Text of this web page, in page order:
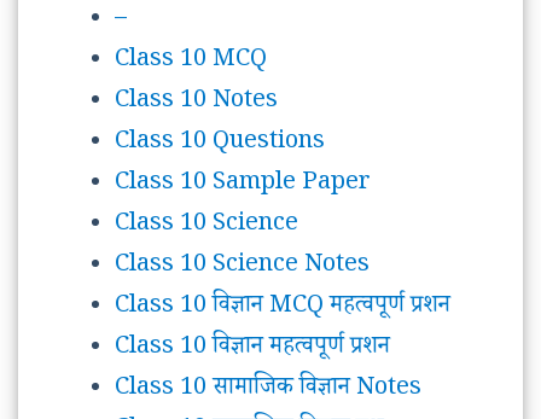
–
Class 10 MCQ
Class 10 Notes
Class 10 Questions
Class 10 Sample Paper
Class 10 Science
Class 10 Science Notes
Class 10 विज्ञान MCQ महत्वपूर्ण प्रशन
Class 10 विज्ञान महत्वपूर्ण प्रशन
Class 10 सामाजिक विज्ञान Notes